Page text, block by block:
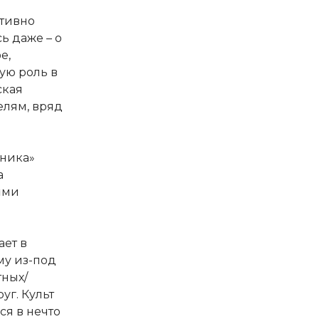
даже – о
роль в
вряд
в
из-под
Культ
в нечто